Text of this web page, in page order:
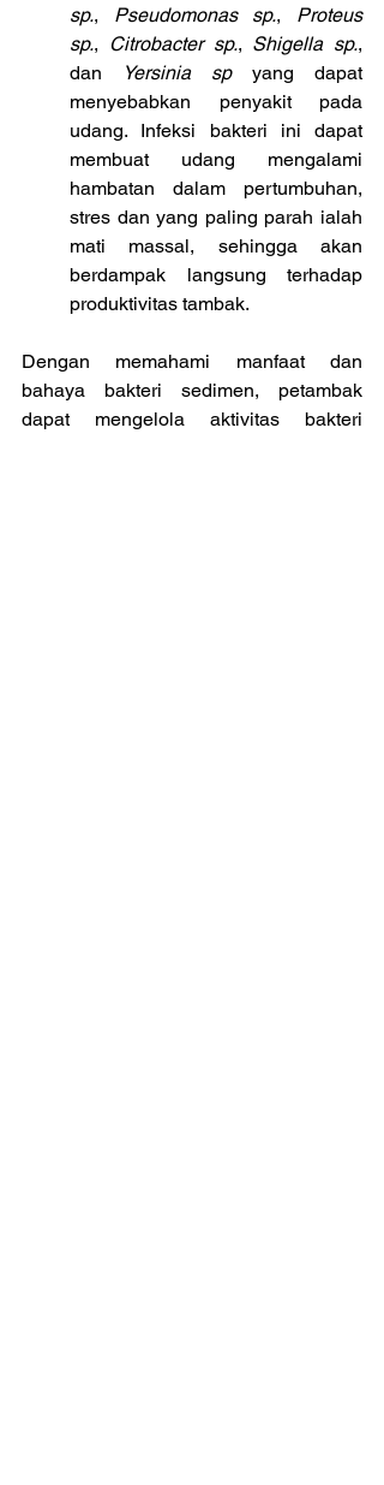
sp., Pseudomonas sp., Proteus
sp., Citrobacter sp., Shigella sp.,
dan
Yersinia sp yang dapat
menyebabkan penyakit pada
udang. Infeksi bakteri ini dapat
membuat udang mengalami
hambatan dalam pertumbuhan,
stres dan yang paling parah ialah
mati massal, sehingga akan
berdampak langsung terhadap
produktivitas tambak.
Dengan memahami manfaat dan
bahaya bakteri sedimen, petambak
dapat mengelola aktivitas bakteri